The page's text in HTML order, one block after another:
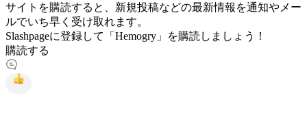
サイトを購読すると、新規投稿などの最新情報を通知やメー
ルでいち早く受け取れます。
Slashpageに登録して「Hemogry」を購読しましょう！
購読する